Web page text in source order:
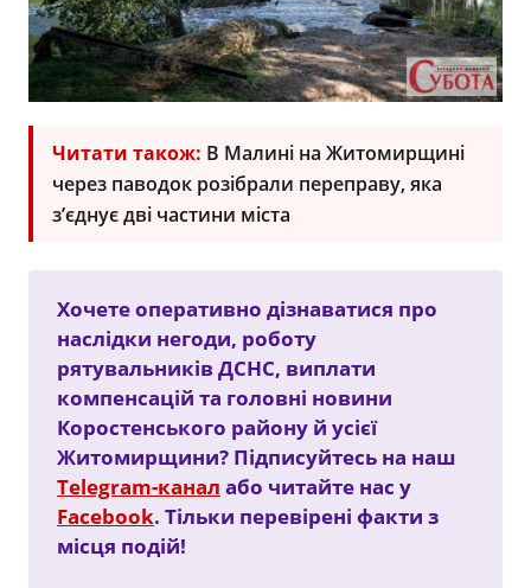
Читати також: В Малині на Житомирщині
через паводок розібрали переправу, яка
з’єднує дві частини міста
Хочете оперативно дізнаватися про
наслідки негоди, роботу
рятувальників ДСНС, виплати
компенсацій та головні новини
Коростенського району й усієї
Житомирщини? Підписуйтесь на наш
Telegram-канал або читайте нас у
Facebook. Тільки перевірені факти з
місця подій!